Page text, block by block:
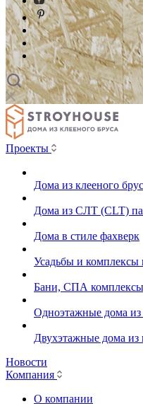
Проекты
Дома из клееного
Дома из СЛТ (CLT)
Дома в стиле фахверк
Усадьбы и комплексы
Бани, СПА комплексы
Одноэтажные дома из
Двухэтажные дома из
Новости
Компания
О компании